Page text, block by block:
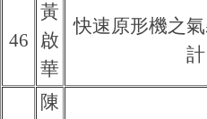
46
黃
啟
華
快速原形機之
計
陳